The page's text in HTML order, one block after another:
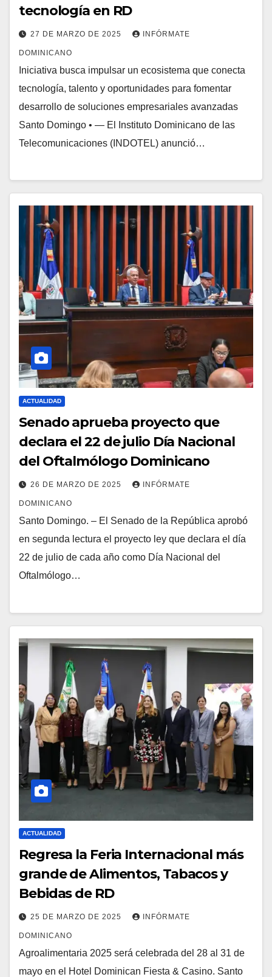
tecnología en RD
27 DE MARZO DE 2025 INFÓRMATE
DOMINICANO
Iniciativa busca impulsar un ecosistema que conecta
tecnología, talento y oportunidades para fomentar
desarrollo de soluciones empresariales avanzadas
Santo Domingo • — El Instituto Dominicano de las
Telecomunicaciones (INDOTEL) anunció…
ACTUALIDAD
Senado aprueba proyecto que
declara el 22 de julio Día Nacional
del Oftalmólogo Dominicano
26 DE MARZO DE 2025 INFÓRMATE
DOMINICANO
Santo Domingo. – El Senado de la República aprobó
en segunda lectura el proyecto ley que declara el día
22 de julio de cada año como Día Nacional del
Oftalmólogo…
ACTUALIDAD
Regresa la Feria Internacional más
grande de Alimentos, Tabacos y
Bebidas de RD
25 DE MARZO DE 2025 INFÓRMATE
DOMINICANO
Agroalimentaria 2025 será celebrada del 28 al 31 de
mayo en el Hotel Dominican Fiesta & Casino. Santo